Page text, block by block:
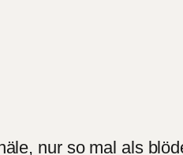
nur so mal als